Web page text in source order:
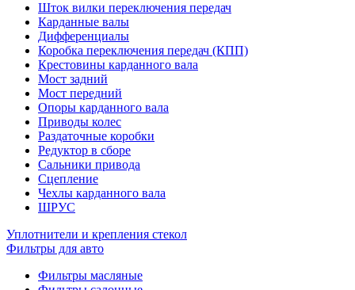
Шток вилки переключения передач
Карданные валы
Дифференциалы
Коробка переключения передач (КПП)
Крестовины карданного вала
Мост задний
Мост передний
Опоры карданного вала
Приводы колес
Раздаточные коробки
Редуктор в сборе
Сальники привода
Сцепление
Чехлы карданного вала
ШРУС
Уплотнители и крепления стекол
Фильтры для авто
Фильтры масляные